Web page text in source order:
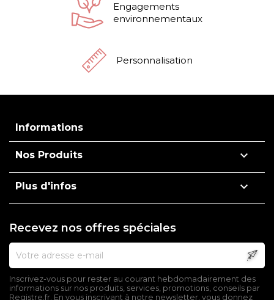
Engagements
environnementaux
Personnalisation
Informations
Nos Produits 
Plus d'infos 
Recevez nos offres spéciales
Inscrivez-vous pour rester au courant hebdomadairement des
informations sur nos produits, services, promotions, conseils par
Registre.fr. En vous inscrivant à notre newsletter, vous donnez